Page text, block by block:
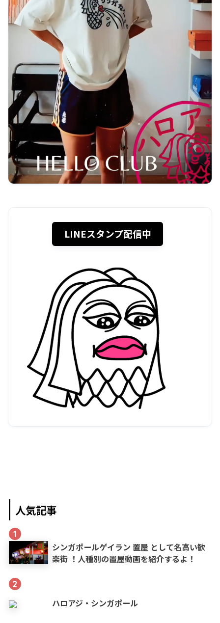
LINEスタンプ配信中
人気記事
1
シンガポールゲイラン 置屋 として名高い歓
楽街 ！人種別の置屋動画を紹介するよ！
2
ハロアジ・シンガポール